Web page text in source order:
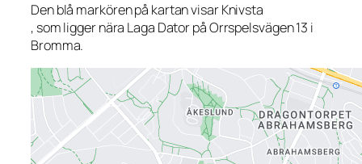
Den blå markören på kartan visar Knivsta
, som ligger nära Laga Dator på Orrspelsvägen 13 i
Bromma.